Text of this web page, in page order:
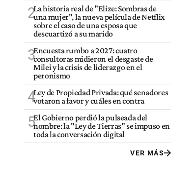
2La historia real de "Elize: Sombras de
una mujer", la nueva película de Netflix
sobre el caso de una esposa que
descuartizó a su marido
3Encuesta rumbo a 2027: cuatro
consultoras midieron el desgaste de
Milei y la crisis de liderazgo en el
peronismo
4Ley de Propiedad Privada: qué senadores
votaron a favor y cuáles en contra
5El Gobierno perdió la pulseada del
nombre: la "Ley de Tierras" se impuso en
toda la conversación digital
VER MÁS